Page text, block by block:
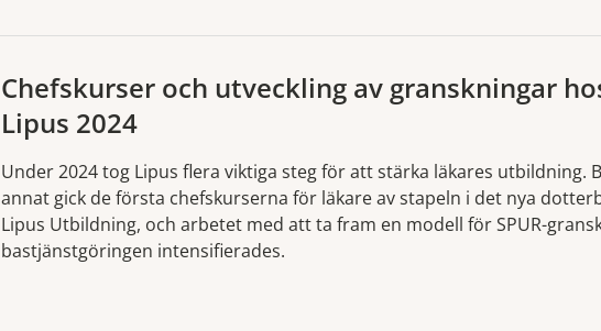
Chefskurser och utveckling av granskningar
Lipus 2024
Under 2024 tog Lipus flera viktiga steg för att stärka läkares utbildning.
annat gick de första chefskurserna för läkare av stapeln i det nya
Lipus Utbildning, och arbetet med att ta fram en modell för SPUR-
bastjänstgöringen intensifierades.